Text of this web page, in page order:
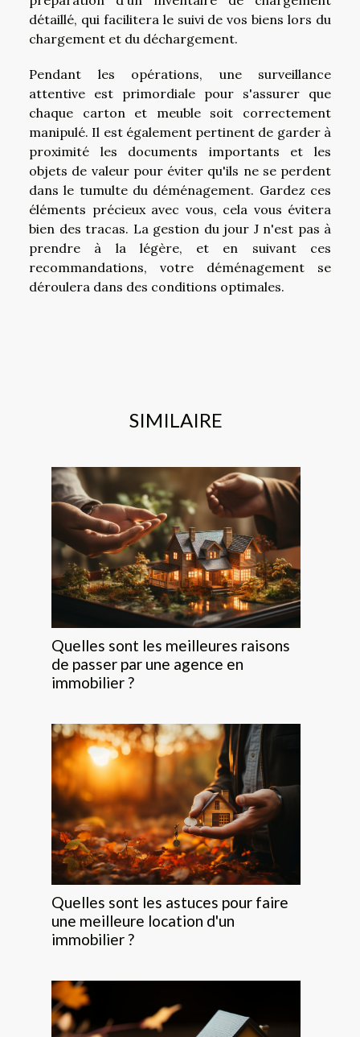
détaillé, qui facilitera le suivi de vos biens lors du
chargement et du déchargement.
Pendant les opérations, une surveillance
attentive est primordiale pour s'assurer que
chaque carton et meuble soit correctement
manipulé. Il est également pertinent de garder à
proximité les documents importants et les
objets de valeur pour éviter qu'ils ne se perdent
dans le tumulte du déménagement. Gardez ces
éléments précieux avec vous, cela vous évitera
bien des tracas. La gestion du jour J n'est pas à
prendre à la légère, et en suivant ces
recommandations, votre déménagement se
déroulera dans des conditions optimales.
SIMILAIRE
Quelles sont les meilleures raisons
de passer par une agence en
immobilier ?
Quelles sont les astuces pour faire
une meilleure location d'un
immobilier ?